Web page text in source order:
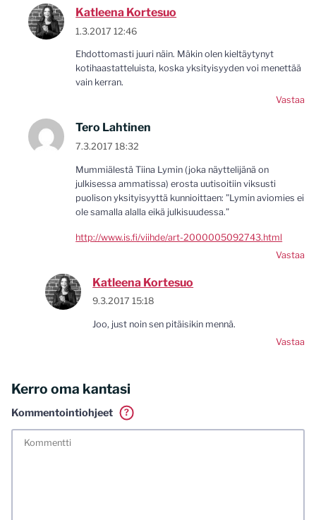
Katleena Kortesuo
1.3.2017 12:46
Ehdottomasti juuri näin. Mäkin olen kieltäytynyt
kotihaastatteluista, koska yksityisyyden voi menettää
vain kerran.
Vastaa
Tero Lahtinen
7.3.2017 18:32
Mummiälestä Tiina Lymin (joka näyttelijänä on
julkisessa ammatissa) erosta uutisoitiin viksusti
puolison yksityisyyttä kunnioittaen: ”Lymin aviomies ei
ole samalla alalla eikä julkisuudessa.”
http://www.is.fi/viihde/art-2000005092743.html
Vastaa
Katleena Kortesuo
9.3.2017 15:18
Joo, just noin sen pitäisikin mennä.
Vastaa
Kerro oma kantasi
Kommentointiohjeet
?
Tässä blogissa saa kommentoida omalla nimellä tai minun
meiliosoitteen. Minua ja mielipiteitäni saa ilman muuta